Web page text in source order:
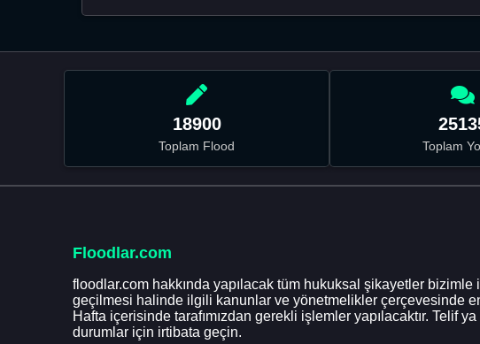
18900
Toplam Flood Toplam
Floodlar.com
floodlar.com hakkında yapılacak tüm hukuksal şikayetler bizimle
geçilmesi halinde ilgili kanunlar ve yönetmelikler çerçevesinde
Hafta içerisinde tarafımızdan gerekli işlemler yapılacaktır. Telif
durumlar için irtibata geçin.